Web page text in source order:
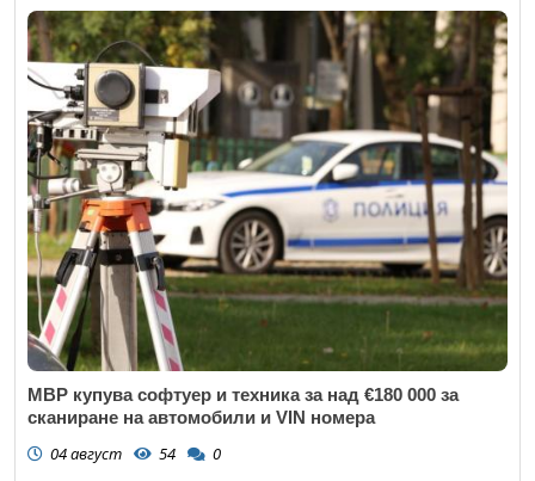
МВР купува софтуер и техника за над €180 000 за
сканиране на автомобили и VIN номера
04 август 54 0